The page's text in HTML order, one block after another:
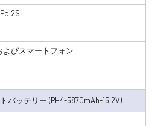
2S
よびスマートフォン
バッテリー (PH4-5870mAh-15.2V)